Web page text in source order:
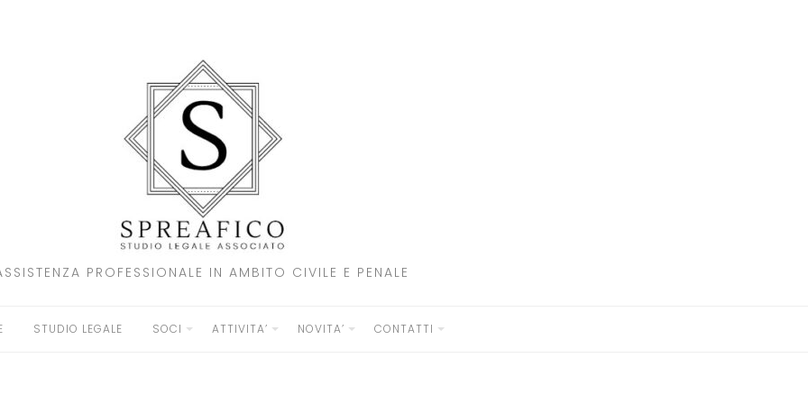
PROFESSIONALE IN AMBITO CIVILE E PENALE
STUDIO LEGALE SOCI ATTIVITA’ NOVITA’ CONTATTI